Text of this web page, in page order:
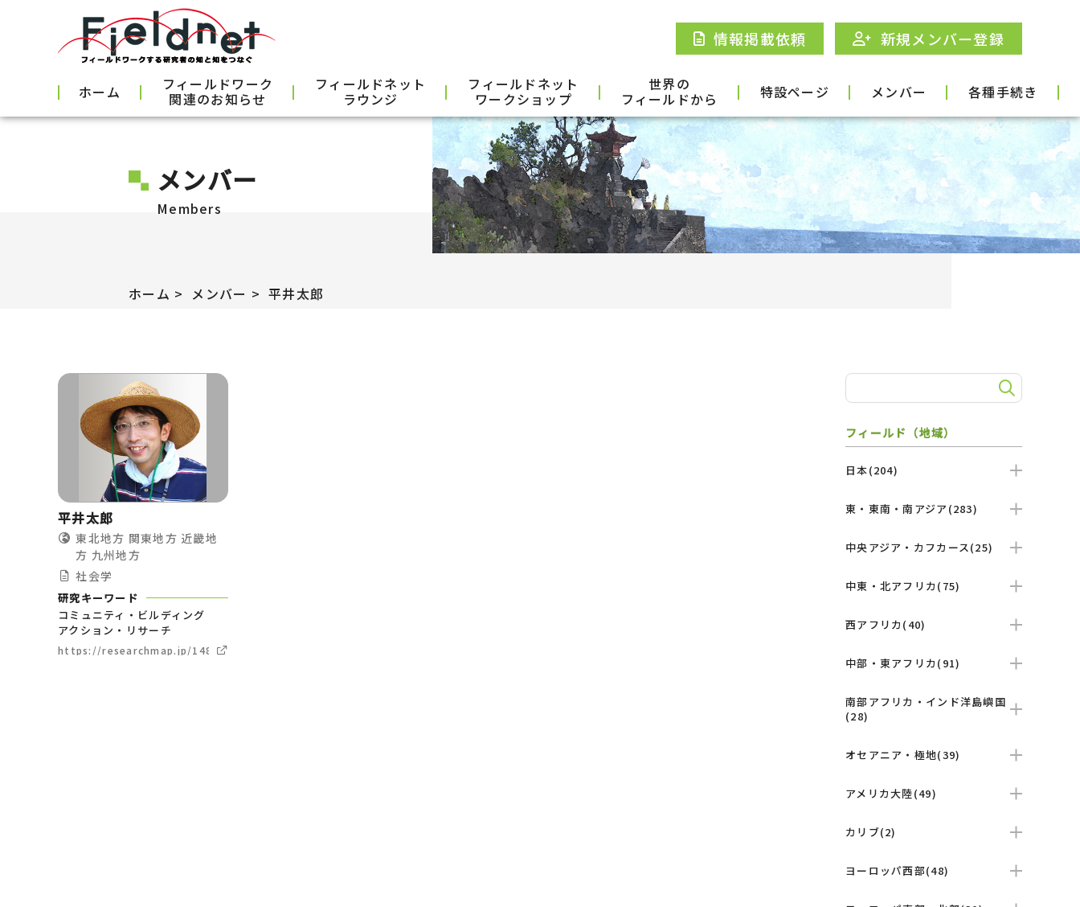
情報掲載依頼 新規メンバー登録
ホーム フィールドワーク
関連のお知らせ
フィールドネット
ラウンジ
フィールドネット
ワークショップ
世界の
フィールドから 特設ページ メンバー 各種手続き
メンバー
Members
ホーム メンバー 平井太郎
平井太郎
東北地方 関東地方 近畿地
方 九州地方
社会学
研究キーワード
コミュニティ・ビルディング
アクション・リサーチ
https://researchmap.jp/148505
フィールド（地域）
日本(204)
東・東南・南アジア(283)
中央アジア・カフカース(25)
中東・北アフリカ(75)
西アフリカ(40)
中部・東アフリカ(91)
南部アフリカ・インド洋島嶼国
(28)
オセアニア・極地(39)
アメリカ大陸(49)
カリブ(2)
ヨーロッパ西部(48)